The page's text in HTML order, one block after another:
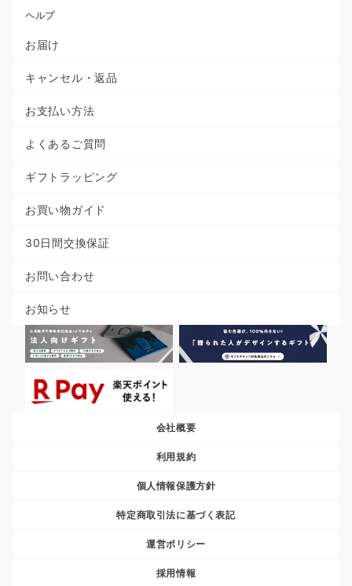
ヘルプ
お届け
キャンセル・返品
お支払い方法
よくあるご質問
ギフトラッピング
お買い物ガイド
30日間交換保証
お問い合わせ
お知らせ
会社概要
利用規約
個人情報保護方針
特定商取引法に基づく表記
運営ポリシー
採用情報